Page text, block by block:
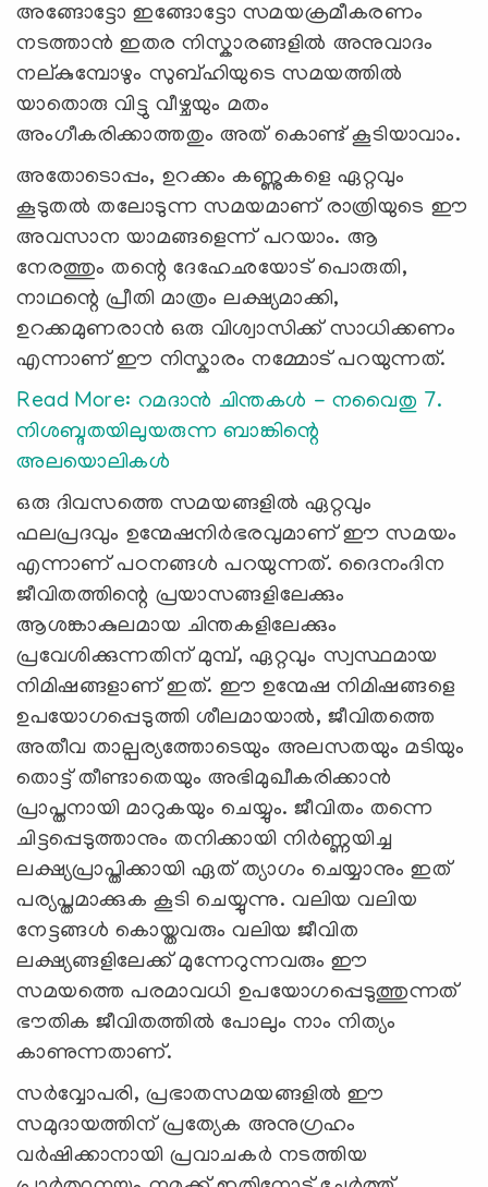
അങ്ങോട്ടോ ഇങ്ങോട്ടോ സമയക്രമീകരണം
നടത്താന്‍ ഇതര നിസ്കാരങ്ങളില്‍ അനുവാദം
നല്കുമ്പോഴും സുബ്ഹിയുടെ സമയത്തില്‍
യാതൊരു വിട്ടു വീഴ്ചയും മതം
അംഗീകരിക്കാത്തതും അത് കൊണ്ട് കൂടിയാവാം.
അതോടൊപ്പം, ഉറക്കം കണ്ണുകളെ ഏറ്റവും
കൂടുതല്‍ തലോടുന്ന സമയമാണ് രാത്രിയുടെ ഈ
അവസാന യാമങ്ങളെന്ന് പറയാം. ആ
നേരത്തും തന്റെ ദേഹേഛയോട് പൊരുതി,
നാഥന്റെ പ്രീതി മാത്രം ലക്ഷ്യമാക്കി,
ഉറക്കമുണരാന്‍ ഒരു വിശ്വാസിക്ക് സാധിക്കണം
എന്നാണ് ഈ നിസ്കാരം നമ്മോട് പറയുന്നത്.
Read More: റമദാന്‍ ചിന്തകള്‍ - നവൈതു 7.
നിശബ്ദതയിലുയരുന്ന ബാങ്കിന്റെ
അലയൊലികള്‍
ഒരു ദിവസത്തെ സമയങ്ങളില്‍ ഏറ്റവും
ഫലപ്രദവും ഉന്മേഷനിര്‍ഭരവുമാണ് ഈ സമയം
എന്നാണ് പഠനങ്ങള്‍ പറയുന്നത്. ദൈനംദിന
ജീവിതത്തിന്റെ പ്രയാസങ്ങളിലേക്കും
ആശങ്കാകുലമായ ചിന്തകളിലേക്കും
പ്രവേശിക്കുന്നതിന് മുമ്പ്, ഏറ്റവും സ്വസ്ഥമായ
നിമിഷങ്ങളാണ് ഇത്. ഈ ഉന്മേഷ നിമിഷങ്ങളെ
ഉപയോഗപ്പെടുത്തി ശീലമായാല്‍, ജീവിതത്തെ
അതീവ താല്പര്യത്തോടെയും അലസതയും മടിയും
തൊട്ട് തീണ്ടാതെയും അഭിമുഖീകരിക്കാന്‍
പ്രാപ്തനായി മാറുകയും ചെയ്യും. ജീവിതം തന്നെ
ചിട്ടപ്പെടുത്താനും തനിക്കായി നിര്‍ണ്ണയിച്ച
ലക്ഷ്യപ്രാപ്തിക്കായി ഏത് ത്യാഗം ചെയ്യാനും ഇത്
പര്യപ്തമാക്കുക കൂടി ചെയ്യുന്നു. വലിയ വലിയ
നേട്ടങ്ങള്‍ കൊയ്തവരും വലിയ ജീവിത
ലക്ഷ്യങ്ങളിലേക്ക് മുന്നേറുന്നവരും ഈ
സമയത്തെ പരമാവധി ഉപയോഗപ്പെടുത്തുന്നത്
ഭൗതിക ജീവിതത്തില്‍ പോലും നാം നിത്യം
കാണുന്നതാണ്.
സര്‍വ്വോപരി, പ്രഭാതസമയങ്ങളില്‍ ഈ
സമുദായത്തിന് പ്രത്യേക അനുഗ്രഹം
വര്‍ഷിക്കാനായി പ്രവാചകര്‍ നടത്തിയ